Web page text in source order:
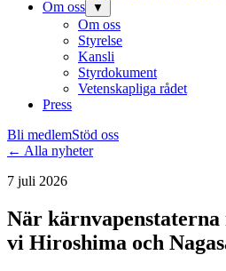
Om oss
▼
Om oss
Styrelse
Kansli
Styrdokument
Vetenskapliga rådet
Press
Bli medlemStöd oss
← Alla nyheter
7 juli 2026
När
vi Hiroshima och